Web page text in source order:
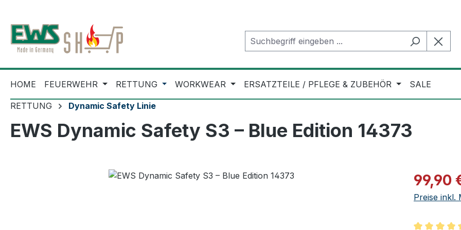
HOME FEUERWEHR RETTUNG WORKWEAR ERSATZTEILE / PFLEGE & ZUBEHÖR SALE
RETTUNG Dynamic Safety Linie
EWS Dynamic Safety S3 – Blue Edition 14373
99,90
Preise inkl.